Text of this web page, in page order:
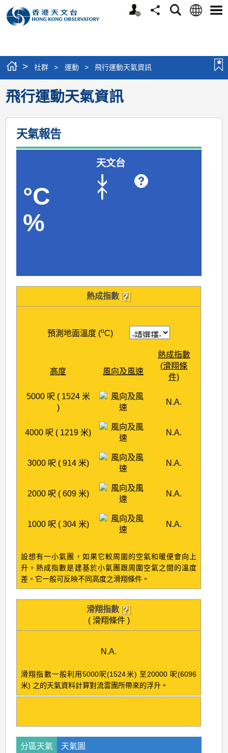
個
分
搜
語
選
> 社群 > 運動 > 飛行運動天氣資訊
飛行運動天氣資訊
天氣報告
天文台
°C
%
熱成指數
預測地面溫度 (oC)
高度 風向及風速
熱成指數
(滑翔條
件)
5000 呎 ( 1524 米
)
N.A.
4000 呎 ( 1219 米) N.A.
3000 呎 ( 914 米) N.A.
2000 呎 ( 609 米) N.A.
1000 呎 ( 304 米) N.A.
設想有一小氣團，如果它較周圍的空氣和暖便會向上
升。熱成指數是建基於小氣團跟周圍空氣之間的溫度
差。它一般可反映不同高度之滑翔條件。
滑翔指數
( 滑翔條件 )
N.A.
滑翔指數一般利用5000呎(1524米) 至20000 呎(6096
米) 之的天氣資料計算對流雲團所帶來的浮升。
分區天氣 天氣圖